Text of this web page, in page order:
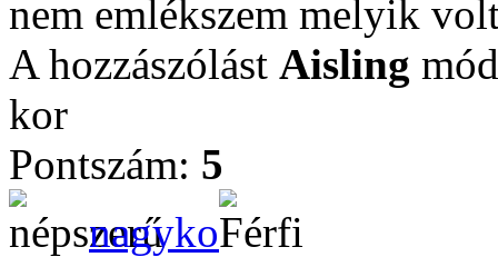
nem emlékszem melyik
A hozzászólást Aisling
kor
Pontszám: 5
nagyko